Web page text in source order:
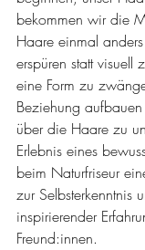
bekommen wir die
Haare einmal
erspüren statt visuell
eine Form zu
Beziehung
über die Haare zu
Erlebnis eines
beim Naturfriseur
zur Selbsterkenntnis
inspirierender
Freund:innen.